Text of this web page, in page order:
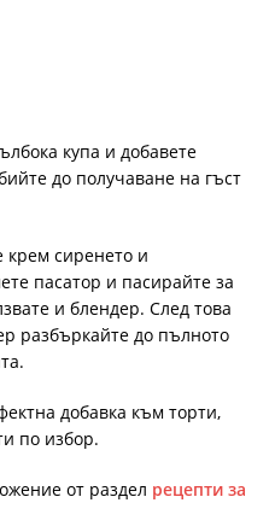
купа и добавете
до получаване на гъст
крем сиренето и
пасатор и пасирайте за
и блендер. След това
разбъркайте до пълното
добавка към торти,
по избор.
от раздел рецепти за